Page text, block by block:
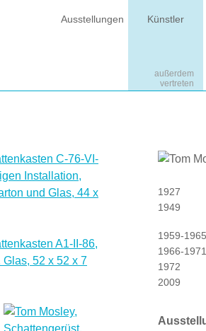
Ausstellungen Künstler
außerdem
vertreten
außerdem
vertreten
1927
1949
1959-1965
1966-1971
1972
2009